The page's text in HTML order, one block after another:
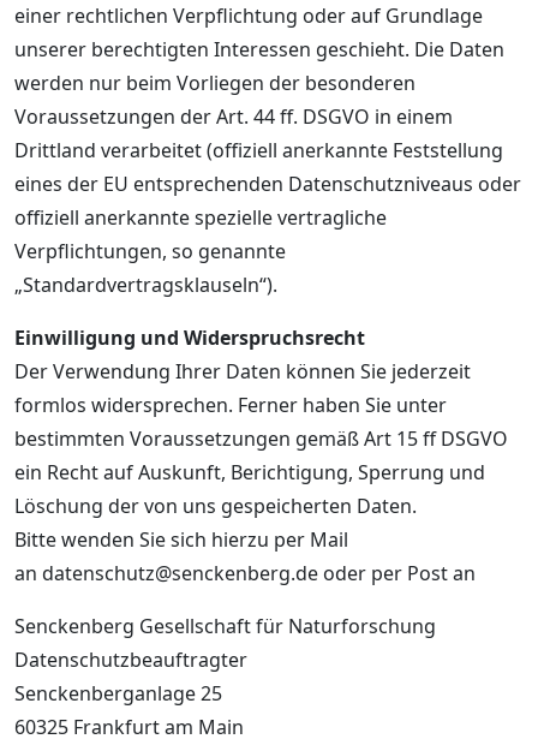
einer rechtlichen Verpflichtung oder auf Grundlage
unserer berechtigten Interessen geschieht. Die Daten
werden nur beim Vorliegen der besonderen
Voraussetzungen der Art. 44 ff. DSGVO in einem
Drittland verarbeitet (offiziell anerkannte Feststellung
eines der EU entsprechenden Datenschutzniveaus oder
offiziell anerkannte spezielle vertragliche
Verpflichtungen, so genannte
„Standardvertragsklauseln“).
Einwilligung und Widerspruchsrecht
Der Verwendung Ihrer Daten können Sie jederzeit
formlos widersprechen. Ferner haben Sie unter
bestimmten Voraussetzungen gemäß Art 15 ff DSGVO
ein Recht auf Auskunft, Berichtigung, Sperrung und
Löschung der von uns gespeicherten Daten.
Bitte wenden Sie sich hierzu per Mail
an datenschutz@senckenberg.de oder per Post an
Senckenberg Gesellschaft für Naturforschung
Datenschutzbeauftragter
Senckenberganlage 25
60325 Frankfurt am Main